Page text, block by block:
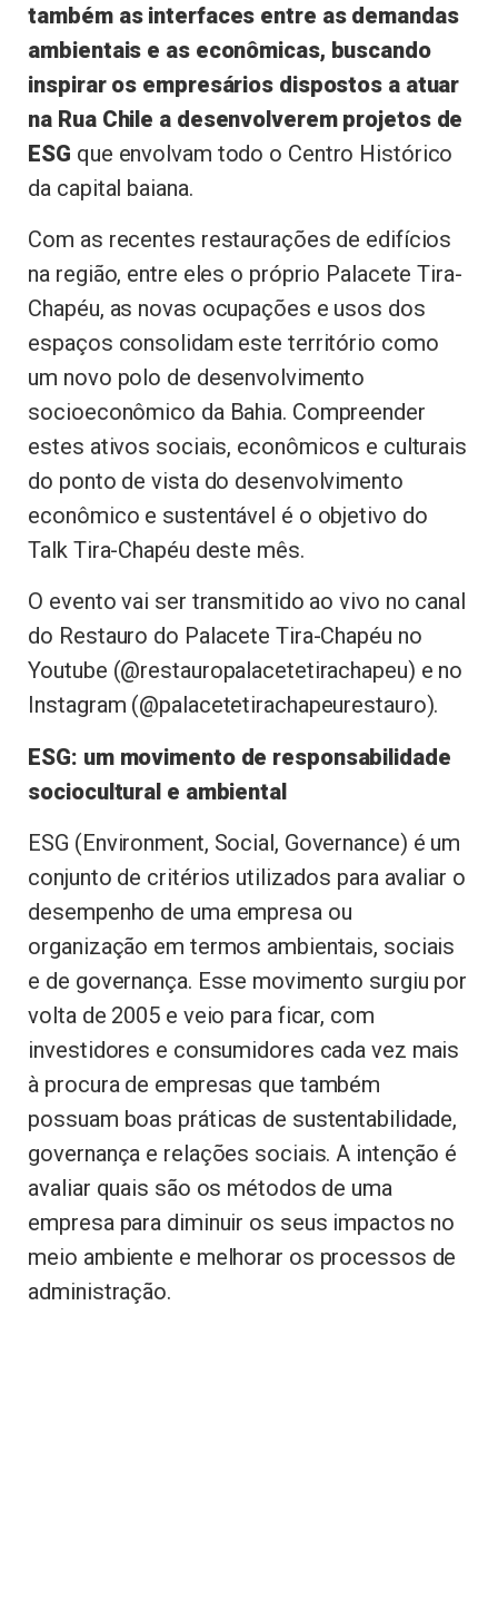
também as interfaces entre as demandas
ambientais e as econômicas, buscando
inspirar os empresários dispostos a atuar
na Rua Chile a desenvolverem projetos de
ESG que envolvam todo o Centro Histórico
da capital baiana.
Com as recentes restaurações de edifícios
na região, entre eles o próprio Palacete Tira-
Chapéu, as novas ocupações e usos dos
espaços consolidam este território como
um novo polo de desenvolvimento
socioeconômico da Bahia. Compreender
estes ativos sociais, econômicos e culturais
do ponto de vista do desenvolvimento
econômico e sustentável é o objetivo do
Talk Tira-Chapéu deste mês.
O evento vai ser transmitido ao vivo no canal
do Restauro do Palacete Tira-Chapéu no
Youtube (@restauropalacetetirachapeu) e no
Instagram (@palacetetirachapeurestauro).
ESG: um movimento de responsabilidade
sociocultural e ambiental
ESG (Environment, Social, Governance) é um
conjunto de critérios utilizados para avaliar o
desempenho de uma empresa ou
organização em termos ambientais, sociais
e de governança. Esse movimento surgiu por
volta de 2005 e veio para ficar, com
investidores e consumidores cada vez mais
à procura de empresas que também
possuam boas práticas de sustentabilidade,
governança e relações sociais. A intenção é
avaliar quais são os métodos de uma
empresa para diminuir os seus impactos no
meio ambiente e melhorar os processos de
administração.